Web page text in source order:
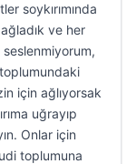
soykırımında
ve her
için ağlıyorsak
uğrayıp
Onlar için
toplumuna